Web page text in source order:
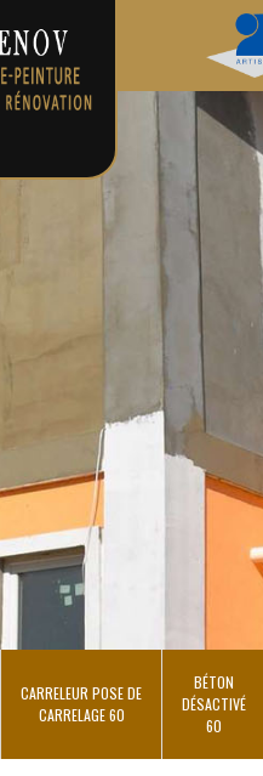
CARRELEUR POSE DE
CARRELAGE 60
BÉTON
DÉSACTIVÉ
60